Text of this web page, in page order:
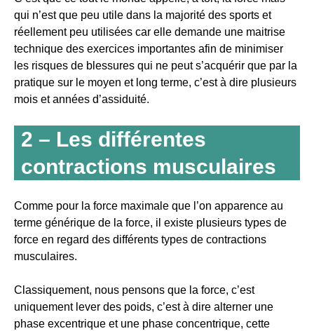
qui n’est que peu utile dans la majorité des sports et
réellement peu utilisées car elle demande une maitrise
technique des exercices importantes afin de minimiser
les risques de blessures qui ne peut s’acquérir que par la
pratique sur le moyen et long terme, c’est à dire plusieurs
mois et années d’assiduité.
2 – Les différentes
contractions musculaires
Comme pour la force maximale que l’on apparence au
terme générique de la force, il existe plusieurs types de
force en regard des différents types de contractions
musculaires.
Classiquement, nous pensons que la force, c’est
uniquement lever des poids, c’est à dire alterner une
phase excentrique et une phase concentrique, cette